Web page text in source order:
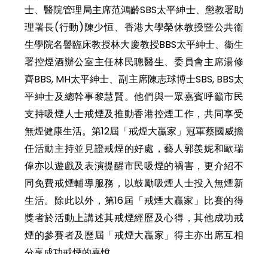
士、醫院管理局主席范鴻齡SBS太平紳士、懲教署助
理署長(行動)陳少恒、香港大學榮休教授暨公共衞
生學院名譽臨床教授林大慶教授BBS太平紳士、衞生
署控煙酒辦公室主任林民聰醫生、委員會主席湯修
齊BBS, MH太平紳士、副主席陳志球博士SBS, BBS太
平紳士及總幹事黎慧賢。他們與一眾嘉賓呼籲市民
支持吸煙人士戒煙及推動香港控煙工作，共同享受
無煙健康生活。第12屆「戒煙大贏家」冠軍蔡國威擔
任活動主持並見證戒煙的好處，藝人郭羨妮和歐瑞
偉亦以遊戲及表演提醒市民吸煙的禍害，更介紹不
同免費戒煙輔導服務，以鼓勵吸煙人士投入無煙新
生活。除此以外，第16屆「戒煙大贏家」比賽的得
獎者於活動上講述其戒煙經歷及心得，其他成功戒
煙的參賽者及歷屆「戒煙大贏家」得主亦出席互相